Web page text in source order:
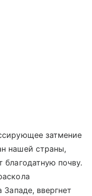
затмение
нашей страны,
благодатную почву.
ввергнет